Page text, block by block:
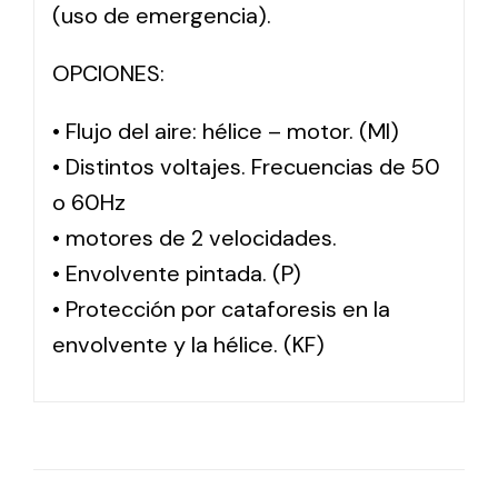
(uso de emergencia).
OPCIONES:
• Flujo del aire: hélice – motor. (MI)
• Distintos voltajes. Frecuencias de 50
o 60Hz
• motores de 2 velocidades.
• Envolvente pintada. (P)
• Protección por cataforesis en la
envolvente y la hélice. (KF)